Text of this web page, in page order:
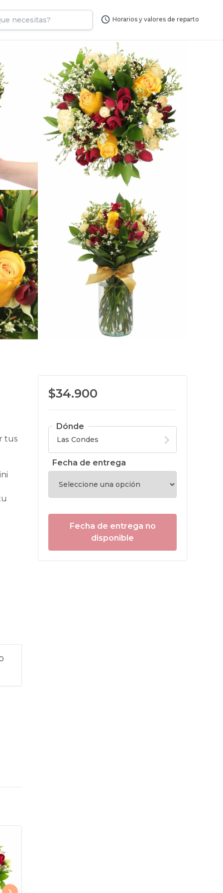
Horarios y valores de reparto
tus
$34.900
Dónde
Fecha de entrega
Fecha de entrega no
disponible